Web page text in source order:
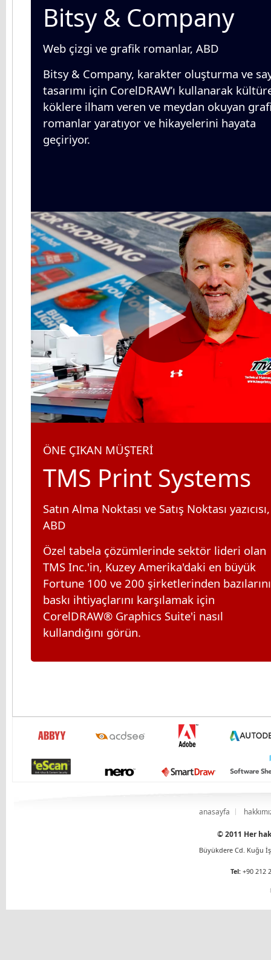
Bitsy & Company
Web çizgi ve grafik romanlar, ABD
Bitsy & Company, karakter oluşturma ve
tasarımı için CorelDRAW’ı kullanarak
köklere ilham veren ve meydan okuyan
romanlar yaratıyor ve hikayelerini hayata
geçiriyor.
ÖNE ÇIKAN MÜŞTERİ
TMS Print Systems
Satın Alma Noktası ve Satış Noktası yazıcısı,
ABD
Özel tabela çözümlerinde sektör lideri olan
TMS Inc.'in, Kuzey Amerika'daki en büyük
Fortune 100 ve 200 şirketlerinden
baskı ihtiyaçlarını karşılamak için
CorelDRAW® Graphics Suite'i nasıl
kullandığını görün.
anasayfa
© 2011 Her
Büyükdere Cd. Kuğu
Tel: +90 212